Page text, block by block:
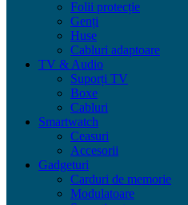
Folii protecție
Genți
Huse
Cabluri adaptoare
TV & Audio
Suporți TV
Boxe
Cabluri
Smartwatch
Ceasuri
Accesorii
Gadgeturi
Carduri de memorie
Modulatoare